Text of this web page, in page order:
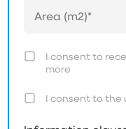
I consent to
more
I consent to the